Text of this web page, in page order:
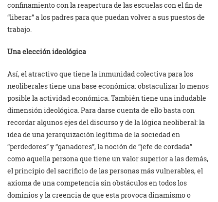
confinamiento con la reapertura de las escuelas con el fin de
“liberar” a los padres para que puedan volver a sus puestos de
trabajo.
Una elección ideológica
Así, el atractivo que tiene la inmunidad colectiva para los
neoliberales tiene una base económica: obstaculizar lo menos
posible la actividad económica. También tiene una indudable
dimensión ideológica. Para darse cuenta de ello basta con
recordar algunos ejes del discurso y de la lógica neoliberal: la
idea de una jerarquización legítima de la sociedad en
“perdedores” y “ganadores”, la noción de “jefe de cordada”
como aquella persona que tiene un valor superior a las demás,
el principio del sacrificio de las personas más vulnerables, el
axioma de una competencia sin obstáculos en todos los
dominios y la creencia de que esta provoca dinamismo o